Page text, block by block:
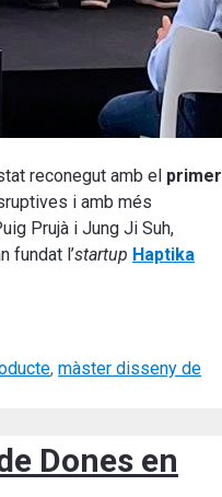
reconegut amb el primer
i amb més
Prujà i Jung Ji Suh,
fundat l’startup Haptika
, màster disseny de
Dones en